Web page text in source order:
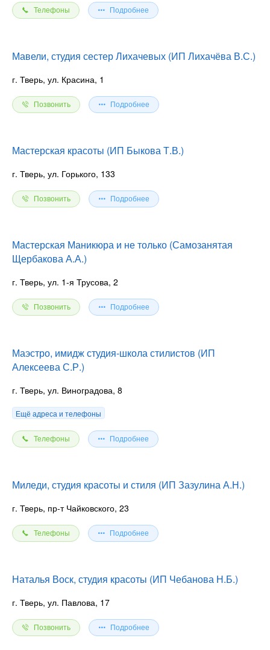
Телефоны Подробнее
Мавели, студия сестер Лихачевых (ИП Лихачёва В.С.)
г. Тверь, ул. Красина, 1
Позвонить Подробнее
Мастерская красоты (ИП Быкова Т.В.)
г. Тверь, ул. Горького, 133
Позвонить Подробнее
Мастерская Маникюра и не только (Самозанятая
Щербакова А.А.)
г. Тверь, ул. 1-я Трусова, 2
Позвонить Подробнее
Маэстро, имидж студия-школа стилистов (ИП
Алексеева С.Р.)
г. Тверь, ул. Виноградова, 8
Ещё адреса и телефоны
Телефоны Подробнее
Миледи, студия красоты и стиля (ИП Зазулина А.Н.)
г. Тверь, пр-т Чайковского, 23
Телефоны Подробнее
Наталья Воск, студия красоты (ИП Чебанова Н.Б.)
г. Тверь, ул. Павлова, 17
Позвонить Подробнее